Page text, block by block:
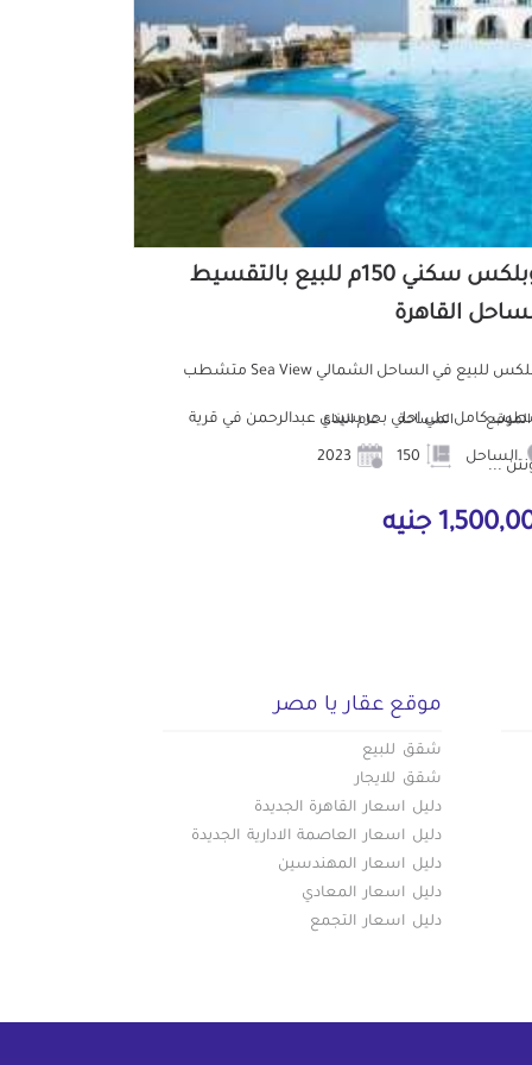
دوبلكس سكني 150م للبيع بالتقسيط
القاهرة
دوبلكس للبيع في الساحل الشمالي Sea View متشطب
كامل علي احلي بحر سيدي عبدالرحمن في قرية
...
الموقع
الساحل
المساحة عام البناء
جنيه
موقع عقار يا مصر
شقق للبيع
شقق للايجار
دليل اسعار القاهرة الجديدة
دليل اسعار العاصمة الادارية الجديدة
دليل اسعار المهندسين
دليل اسعار المعادي
دليل اسعار التجمع